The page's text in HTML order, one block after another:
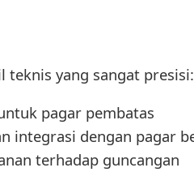
yang sangat presisi:
pagar pembatas
integrasi dengan pagar
terhadap guncangan